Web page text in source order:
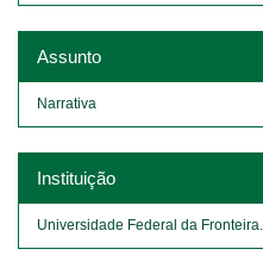
Assunto
Narrativa
Instituição
Universidade Federal da Fronteira...